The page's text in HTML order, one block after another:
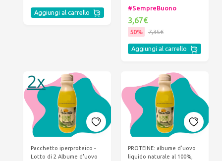
Aggiungi al carrello
#SempreBuono
3,67€
50% 7,35€
Aggiungi al carrello
Pacchetto iperproteico -
Lotto di 2 Albume d'uovo
PROTEINE: albume d'uovo
liquido naturale al 100%,